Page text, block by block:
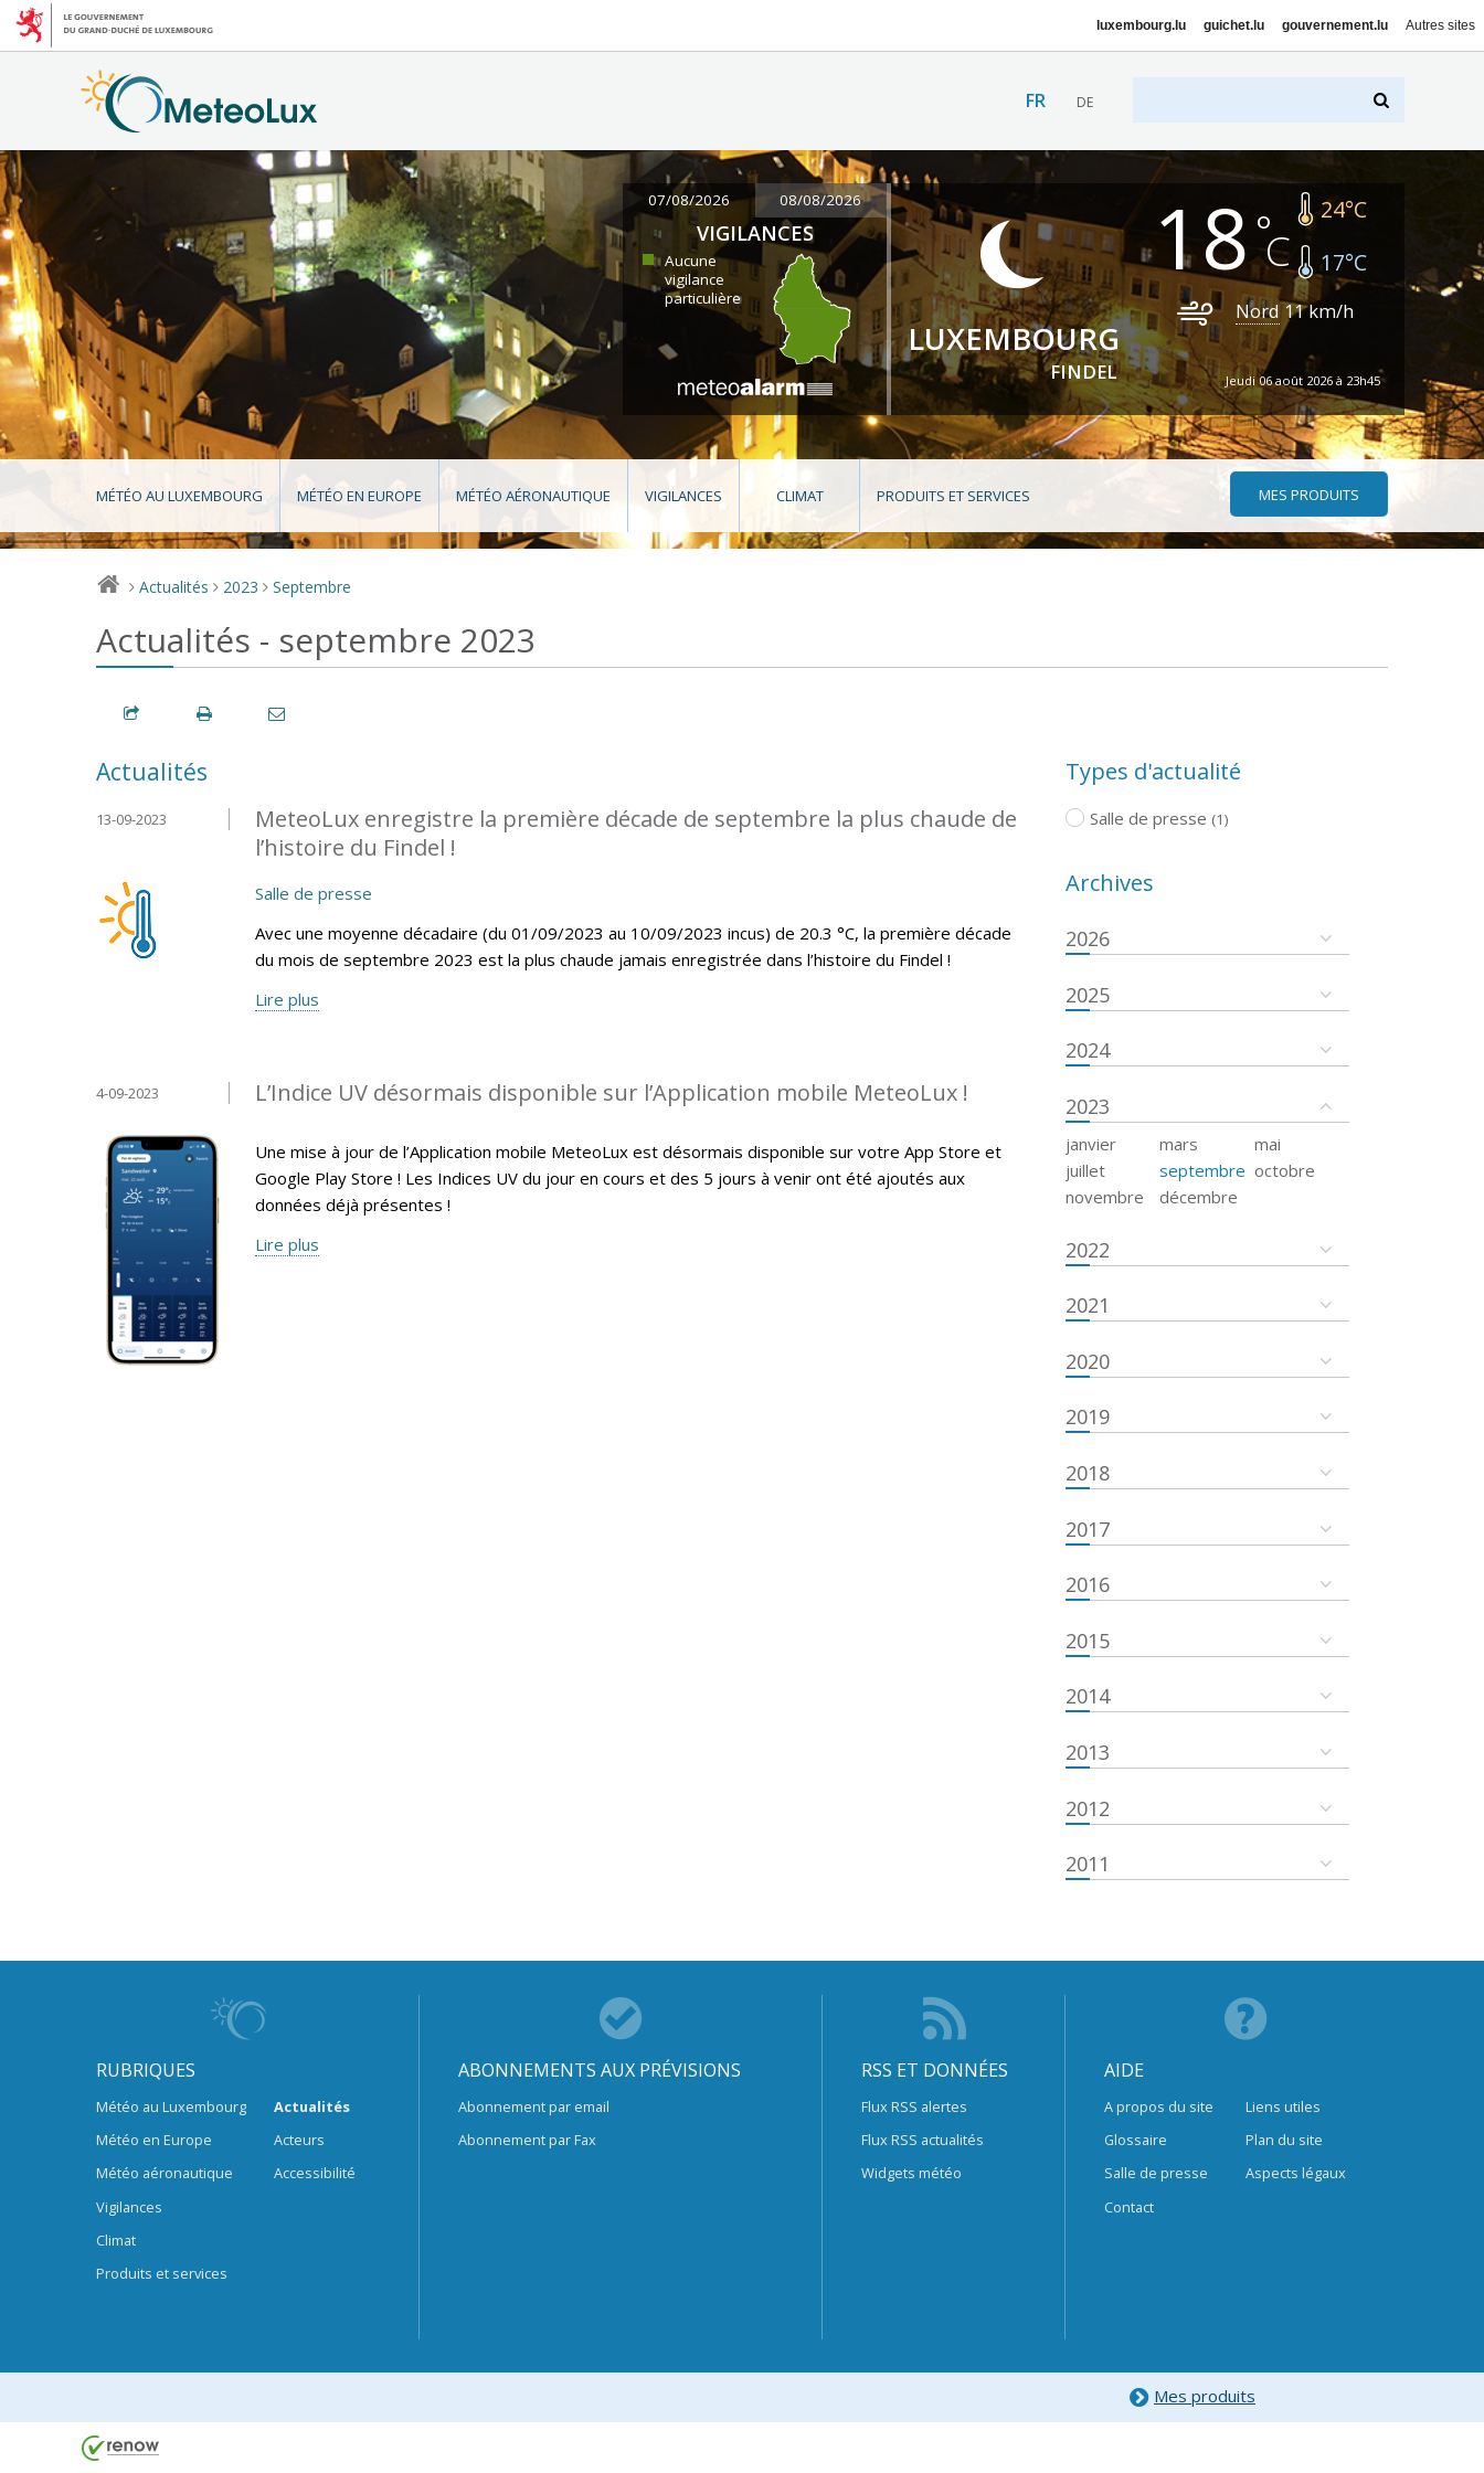
luxembourg.lu guichet.lu gouvernement.lu Autres sites
FR DE
07/08/2026 08/08/2026
VIGILANCES
Aucune
vigilance
particulière
LUXEMBOURG
FINDEL
18 24°C
17°C
Nord 11km/h
Jeudi 06 août 2026 à 23h45
MÉTÉO AU LUXEMBOURG MÉTÉO EN EUROPE MÉTÉO AÉRONAUTIQUE VIGILANCES CLIMAT PRODUITS ET SERVICES MES PRODUITS
> Actualités > 2023 > Septembre
Actualités - septembre 2023
Actualités
MeteoLux enregistre la première décade de septembre la plus chaude de
l’histoire du Findel !
13-09-2023
Salle de presse
Avec une moyenne décadaire (du 01/09/2023 au 10/09/2023 incus) de 20.3 °C, la première décade
du mois de septembre 2023 est la plus chaude jamais enregistrée dans l’histoire du Findel !
Lire plus
L’Indice UV désormais disponible sur l’Application mobile MeteoLux !
4-09-2023
Une mise à jour de l’Application mobile MeteoLux est désormais disponible sur votre App Store et
Google Play Store ! Les Indices UV du jour en cours et des 5 jours à venir ont été ajoutés aux
données déjà présentes !
Lire plus
Types d'actualité
Salle de presse (1)
Archives
2026
2025
2024
2023
janvier mars
mai
juillet
septembre octobre
novembre
décembre
2022
2021
2020
2019
2018
2017
2016
2015
2014
2013
2012
2011
RUBRIQUES
Météo au Luxembourg
Météo en Europe
Météo aéronautique
Vigilances
Climat
Produits et services
Actualités
Acteurs
Accessibilité
ABONNEMENTS AUX PRÉVISIONS
Abonnement par email
Abonnement par Fax
RSS ET DONNÉES
Flux RSS alertes
Flux RSS actualités
Widgets météo
AIDE
A propos du site
Glossaire
Salle de presse
Contact
Liens utiles
Plan du site
Aspects légaux
Mes produits